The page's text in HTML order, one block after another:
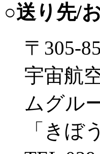
○送り先/
〒305-
宇宙航
ムグル
「きぼ